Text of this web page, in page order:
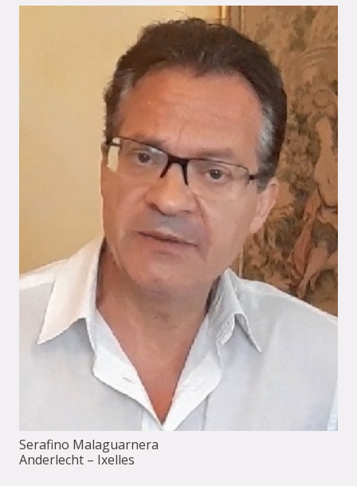
Serafino Malaguarnera
Anderlecht – Ixelles